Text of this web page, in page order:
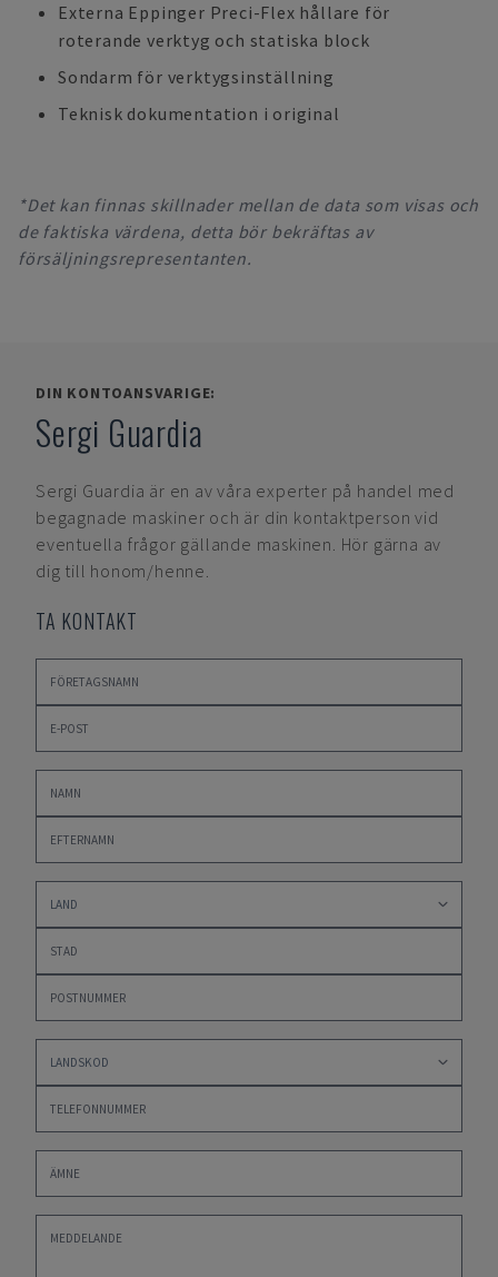
Externa Eppinger Preci-Flex hållare för
roterande verktyg och statiska block
Sondarm för verktygsinställning
Teknisk dokumentation i original
*Det kan finnas skillnader mellan de data som visas och
de faktiska värdena, detta bör bekräftas av
försäljningsrepresentanten.
DIN KONTOANSVARIGE:
Sergi Guardia
Sergi Guardia är en av våra experter på handel med
begagnade maskiner och är din kontaktperson vid
eventuella frågor gällande maskinen. Hör gärna av
dig till honom/henne.
TA KONTAKT